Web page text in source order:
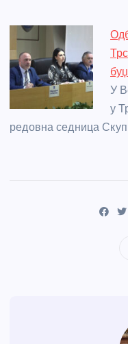
У
у
редовна седница